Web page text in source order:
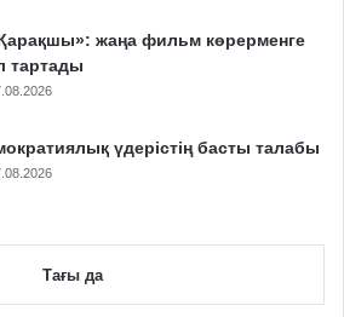
жаңа фильм көрерменге
тартады
үдерістің басты талабы
Тағы да